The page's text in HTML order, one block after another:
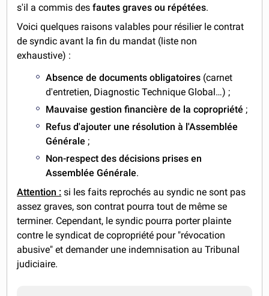
s'il a commis desfautes graves ou répétées.
Voici quelques raisons valables pour résilier le contrat
de syndic avant la fin du mandat (liste non
exhaustive) :
Absence de documents obligatoires (carnet
d'entretien, Diagnostic Technique Global…) ;
Mauvaise gestion financière de la copropriété ;
Refus d'ajouter une résolution à l'Assemblée
Générale ;
Non-respect des décisions prises en
Assemblée Générale.
Attention : si les faits reprochés au syndic ne sont pas
assez graves, son contrat pourra tout de même se
terminer. Cependant, le syndic pourra porter plainte
contre le syndicat de copropriété pour "révocation
abusive" et demander une indemnisation au Tribunal
judiciaire.